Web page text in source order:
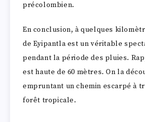
précolombien.
En conclusion, à quelques
de Eyipantla est un véritable
pendant la période des pluies.
est haute de 60 mètres. On la
empruntant un chemin escarpé à
forêt tropicale.